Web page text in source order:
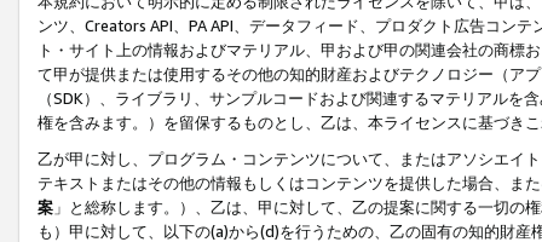
ンツ、Creators API、PA API、データフィード、プロダクト広告コン
ト・サイト上の情報およびマテリアル、甲および甲の関連会社の商
て甲が提供または使用するその他の知的財産およびテクノロジー（ア
（SDK）、ライブラリ、サンプルコードおよび関連するマテリアル
権を含みます。）を留保するものとし、乙は、本ライセンスに基づき
乙が甲に対し、プログラム・コンテンツについて、またはアソシエイ
テキストまたはその他の情報もしくはコンテンツを提供した場合、ま
案 」と総称します。）、乙は、甲に対して、乙の提案に関する一切
も）甲に対して、以下の(a)から(d)を行うための、乙の固有の知的財